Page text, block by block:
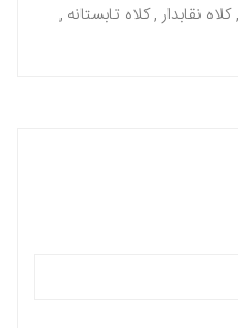
نقابدار , کلاه تابستانه ,